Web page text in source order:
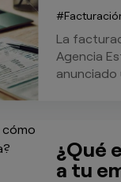
La
Agencia
anunciado
¿Qué
a tu